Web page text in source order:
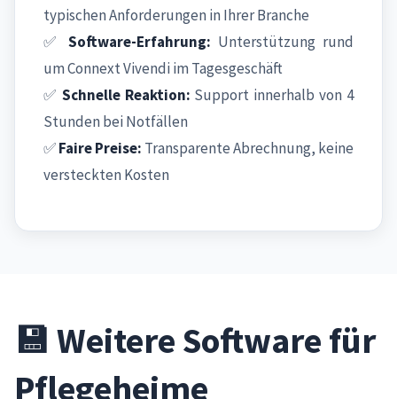
typischen Anforderungen in Ihrer Branche
✅ Software-Erfahrung: Unterstützung rund
um Connext Vivendi im Tagesgeschäft
✅ Schnelle Reaktion: Support innerhalb von 4
Stunden bei Notfällen
✅Faire Preise: Transparente Abrechnung, keine
versteckten Kosten
💾 Weitere Software für
Pflegeheime